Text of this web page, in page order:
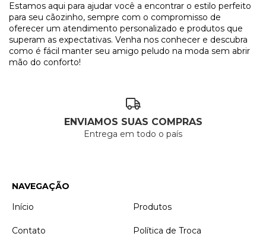
Estamos aqui para ajudar você a encontrar o estilo perfeito
para seu cãozinho, sempre com o compromisso de
oferecer um atendimento personalizado e produtos que
superam as expectativas. Venha nos conhecer e descubra
como é fácil manter seu amigo peludo na moda sem abrir
mão do conforto!
ENVIAMOS SUAS COMPRAS
Entrega em todo o país
NAVEGAÇÃO
Início
Produtos
Contato Política de Troca